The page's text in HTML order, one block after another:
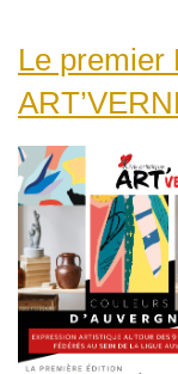
Le premier